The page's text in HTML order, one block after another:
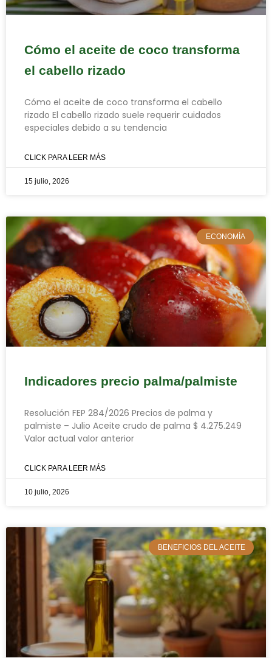
Cómo el aceite de coco transforma
el cabello rizado
Cómo el aceite de coco transforma el cabello
rizado El cabello rizado suele requerir cuidados
especiales debido a su tendencia
CLICK PARA LEER MÁS
15 julio, 2026
ECONOMÍA
Indicadores precio palma/palmiste
Resolución FEP 284/2026 Precios de palma y
palmiste – Julio Aceite crudo de palma $ 4.275.249
Valor actual valor anterior
CLICK PARA LEER MÁS
10 julio, 2026
BENEFICIOS DEL ACEITE